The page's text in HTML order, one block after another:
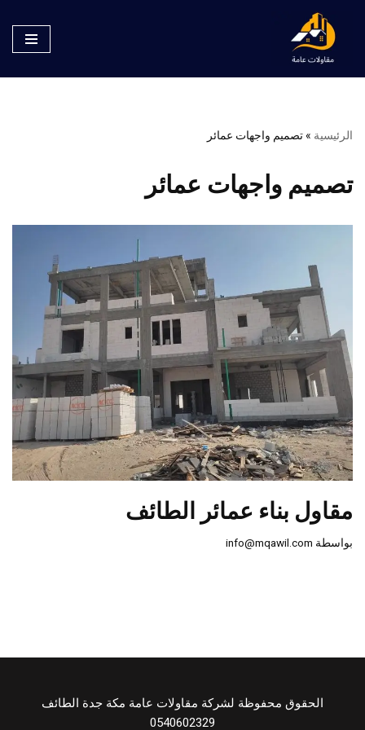
تخطى
الرئيسية »تصميم واجهات عمائر
تصميم واجهات عمائر
مقاول بناء عمائر الطائف
بواسطة info@mqawil.com
الحقوق محفوظة لشركة مقاولات عامة مكة جدة الطائف
0540602329